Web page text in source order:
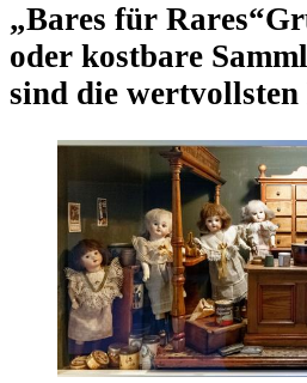
„Bares für Rares“
oder kostbare
sind die wertvollsten